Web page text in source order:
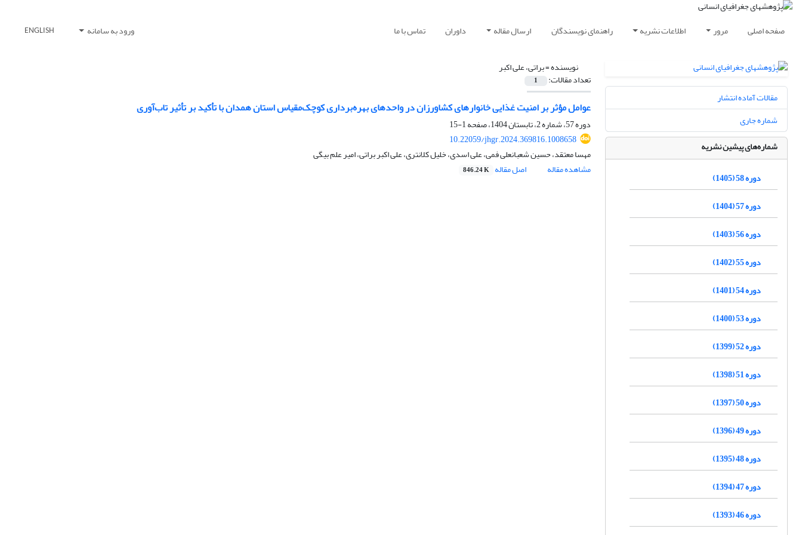
صفحه اصلی مرور اطلاعات نشریه راهنمای نویسندگان ارسال مقاله داوران تماس با ما ورود به سامانه ENGLISH
نویسنده =براتی، علی اکبر
تعداد مقالات: 1
عوامل مؤثر بر امنیت غذایی خانوارهای کشاورزان در واحدهای بهره‌برداری کوچک‌مقیاس استان همدان با تأکید بر تأثیر تاب‌آوری
دوره 57، شماره 2، تابستان 1404، صفحه
1-15
10.22059/jhgr.2024.369816.1008658
مهسا معتقد، حسین شعبانعلی فمی، علی اسدی، خلیل کلانتری، علی اکبر براتی، امیر علم بیگی
مشاهده مقاله
اصل مقاله 846.24 K
مقالات آماده انتشار
شماره جاری
شماره‌های پیشین نشریه
دوره 58 (1405)
دوره 57 (1404)
دوره 56 (1403)
دوره 55 (1402)
دوره 54 (1401)
دوره 53 (1400)
دوره 52 (1399)
دوره 51 (1398)
دوره 50 (1397)
دوره 49 (1396)
دوره 48 (1395)
دوره 47 (1394)
دوره 46 (1393)